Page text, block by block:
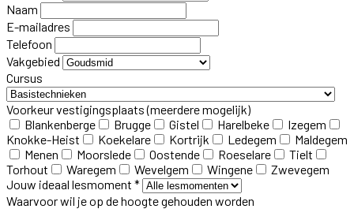
Naam
E-mailadres
Telefoon
Vakgebied
Cursus
Voorkeur vestigingsplaats(meerdere mogelijk)
Blankenberge
Brugge Gistel Harelbeke
Izegem
Knokke-Heist
Koekelare Kortrijk Ledegem
Maldegem
Menen
Moorslede Oostende Roeselare
Tielt
Torhout
Waregem Wevelgem Wingene
Zwevegem
Jouw ideaal lesmoment *
Waarvoor wil je op de hoogte gehouden worden